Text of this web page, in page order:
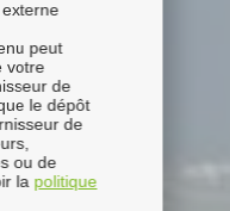
peut
votre
de
le dépôt
de
ou de
la politique